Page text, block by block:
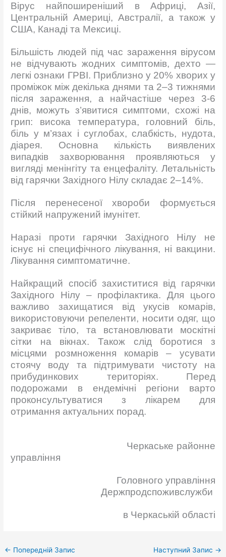
Вірус найпоширеніший в Африці, Азії,
Центральній Америці, Австралії, а також у
США, Канаді та Мексиці.
Більшість людей під час зараження вірусом
не відчувають жодних симптомів, дехто —
легкі ознаки ГРВІ. Приблизно у 20% хворих у
проміжок між декілька днями та 2–3 тижнями
після зараження, а найчастіше через 3-6
днів, можуть з’явитися симптоми, схожі на
грип: висока температура, головний біль,
біль у м’язах і суглобах, слабкість, нудота,
діарея. Основна кількість виявлених
випадків захворювання проявляються у
вигляді менінгіту та енцефаліту. Летальність
від гарячки Західного Нілу складає 2–14%.
Після перенесеної хвороби формується
стійкий напружений імунітет.
Наразі проти гарячки Західного Нілу не
існує ні специфічного лікування, ні вакцини.
Лікування симптоматичне.
Найкращий спосіб захиститися від гарячки
Західного Нілу – профілактика. Для цього
важливо захищатися від укусів комарів,
використовуючи репеленти, носити одяг, що
закриває тіло, та встановлювати москітні
сітки на вікнах. Також слід боротися з
місцями розмноження комарів – усувати
стоячу воду та підтримувати чистоту на
прибудинкових територіях. Перед
подорожами в ендемічні регіони варто
проконсультуватися з лікарем для
отримання актуальних порад.
Черкаське районне
управління
Головного управління
Держпродспоживслужби
в Черкаській області
← Попередній Запис Наступний Запис →